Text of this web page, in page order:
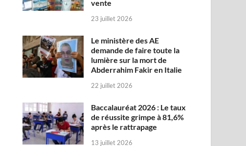
vente
23 juillet 2026
Le ministère des AE
demande de faire toute la
lumière sur la mort de
Abderrahim Fakir en Italie
22 juillet 2026
Baccalauréat 2026 : Le taux
de réussite grimpe à 81,6%
après le rattrapage
13 juillet 2026